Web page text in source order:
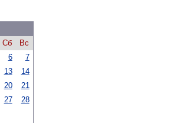
Сб
Вс
6
7
13
14
20
21
27
28